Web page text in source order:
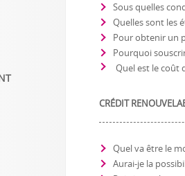
Sous quelles
Quelles sont les
Pour obtenir un
Pourquoi
Quel est le coût
CRÉDIT
Quel va être le
Aurai-je la